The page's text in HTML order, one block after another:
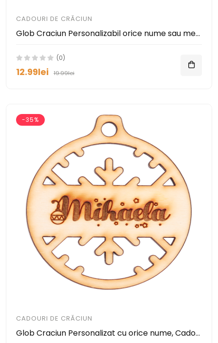
CADOURI DE CRĂCIUN
Glob Craciun Personalizabil orice nume sau mesaj, din lemn
(0)
12.99lei 19.99lei
-35%
CADOURI DE CRĂCIUN
Glob Craciun Personalizat cu orice nume, Cadou de Sărbători